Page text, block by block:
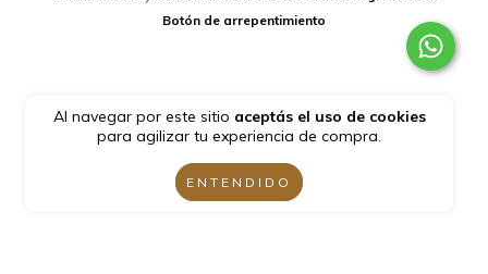
Al navegar por este sitio aceptás el uso de cookies
para agilizar tu experiencia de compra.
ENTENDIDO
Botón de arrepentimiento